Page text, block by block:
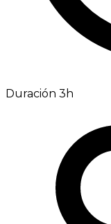
Duración 3h